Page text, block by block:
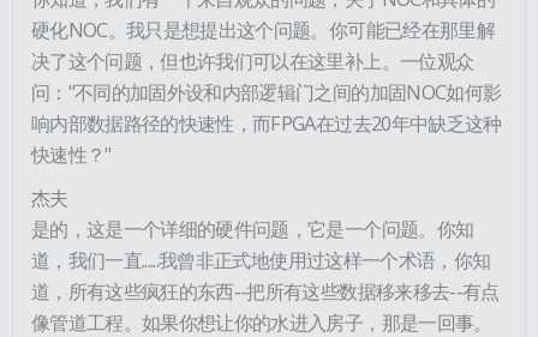
硬化NOC。我只是想提出这个问题。你可能已经在那里解
决了这个问题，但也许我们可以在这里补上。一位观众
问："不同的加固外设和内部逻辑门之间的加固NOC如何影
响内部数据路径的快速性，而FPGA在过去20年中缺乏这种
快速性？"
杰夫
是的，这是一个详细的硬件问题，它是一个问题。你知
道，我们一直......我曾非正式地使用过这样一个术语，你知
道，所有这些疯狂的东西--把所有这些数据移来移去--有点
像管道工程。如果你想让你的水进入房子，那是一回事。